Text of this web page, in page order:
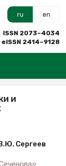
ru en
ISSN 2073–4034
eISSN 2414–9128
и
Сергеев